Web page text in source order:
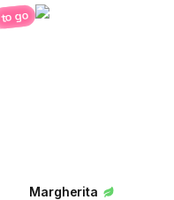
to go
Margherita